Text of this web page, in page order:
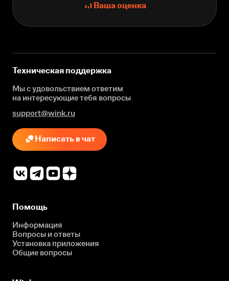
Ваша оценка
Техническая поддержка
Мы с удовольствием ответим
на интересующиетебя вопросы
support@wink.ru
Написать в чат
Помощь
Информация
Вопросы и ответы
Установка приложения
Общие вопросы